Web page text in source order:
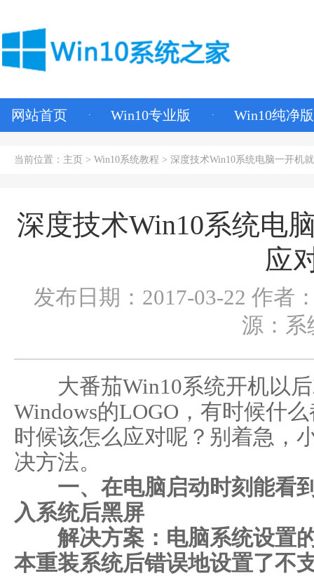
网站首页 Win10专业版 Win10纯净版
当前位置： 主页 > Win10系统教程 > 深度技术Win10系统电脑一开机
深度技术Win10系统电
应
发布日期：2017-03-22 作者
源：系
大番茄Win10系统开机以后
Windows的LOGO，有时候什
时候该怎么应对呢？别着急，
决方法。
一、在电脑启动时刻能看到
入系统后黑屏
解决方案：电脑系统设置的
本重装系统后错误地设置了不